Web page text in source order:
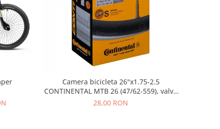
Camera bicicleta 26"x1.75-2.5
CONTINENTAL MTB 26 (47/62-559), valva
FV42
28,00 RON